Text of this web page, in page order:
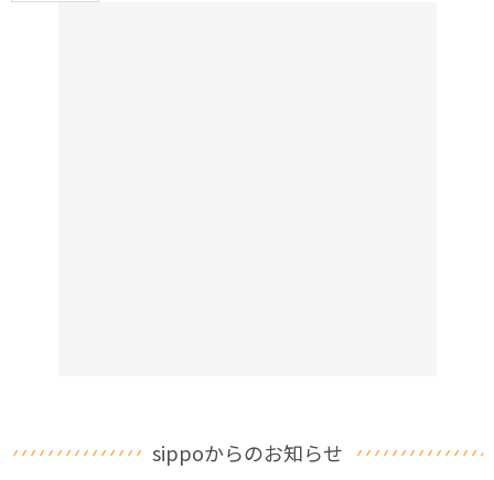
sippoからのお知らせ